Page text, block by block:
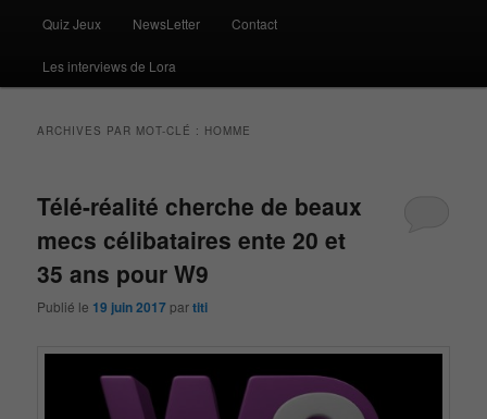
Quiz Jeux NewsLetter Contact
Les interviews de Lora
ARCHIVES PAR MOT-CLÉ : HOMME
Télé-réalité cherche de beaux
mecs célibataires ente 20 et
35 ans pour W9
Publié le 19 juin 2017 partiti